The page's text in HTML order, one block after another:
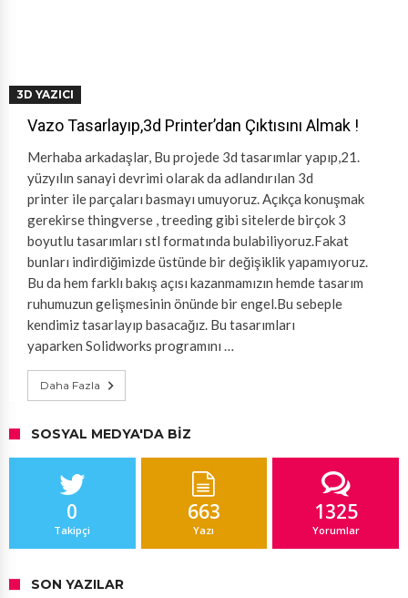
3D YAZICI
Vazo Tasarlayıp,3d Printer’dan Çıktısını Almak !
Merhaba arkadaşlar, Bu projede 3d tasarımlar yapıp,21.
yüzyılın sanayi devrimi olarak da adlandırılan 3d
printer ile parçaları basmayı umuyoruz. Açıkça konuşmak
gerekirse thingverse , treeding gibi sitelerde birçok 3
boyutlu tasarımları stl formatında bulabiliyoruz.Fakat
bunları indirdiğimizde üstünde bir değişiklik yapamıyoruz.
Bu da hem farklı bakış açısı kazanmamızın hemde tasarım
ruhumuzun gelişmesinin önünde bir engel.Bu sebeple
kendimiz tasarlayıp basacağız. Bu tasarımları
yaparken Solidworks programını …
Daha Fazla
SOSYAL MEDYA'DA BIZ
0
Takipçi
663
Yazı
1325
Yorumlar
SON YAZILAR